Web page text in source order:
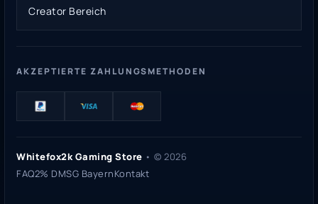
Creator Bereich
AKZEPTIERTE ZAHLUNGSMETHODEN
Whitefox2k Gaming Store • © 2026
FAQ2% DMSG BayernKontakt